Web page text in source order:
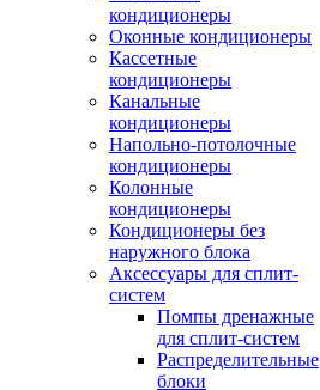
кондиционеры
Оконные кондиционеры
Кассетные
кондиционеры
Канальные
кондиционеры
Напольно-потолочные
кондиционеры
Колонные
кондиционеры
Кондиционеры без
наружного блока
Аксессуары для сплит-
систем
Помпы дренажные
для сплит-систем
Распределительные
блоки